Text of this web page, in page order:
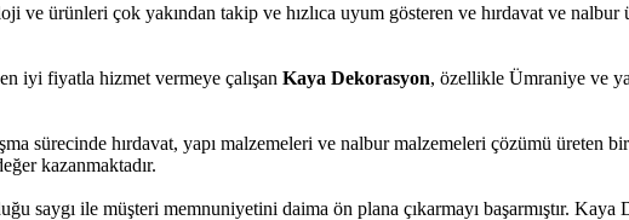
ve ürünleri çok yakından takip ve hızlıca uyum gösteren ve hırdavat ve
iyi fiyatla hizmet vermeye çalışan Kaya Dekorasyon, özellikle Ümraniye ve
sürecinde hırdavat, yapı malzemeleri ve nalbur malzemeleri çözümü üreten
kazanmaktadır.
saygı ile müşteri memnuniyetini daima ön plana çıkarmayı başarmıştır.